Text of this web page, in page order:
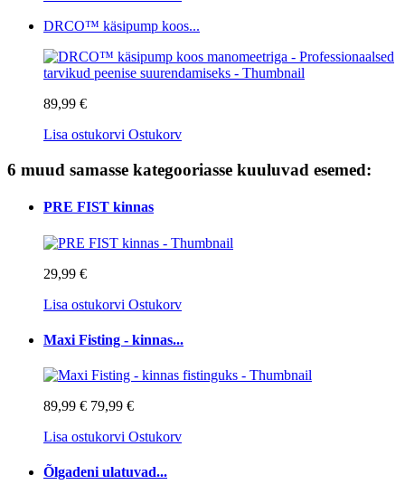
DRCO™ käsipump koos...
89,99 €
Lisa ostukorvi Ostukorv
6 muud samasse kategooriasse kuuluvad esemed:
PRE FIST kinnas
29,99 €
Lisa ostukorvi Ostukorv
Maxi Fisting - kinnas...
89,99 € 79,99 €
Lisa ostukorvi Ostukorv
Õlgadeni ulatuvad...